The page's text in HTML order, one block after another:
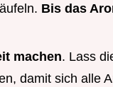
Bis das
machen. Lass
damit sich alle